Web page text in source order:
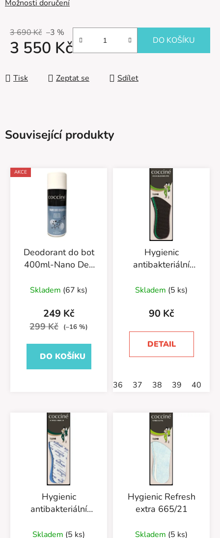
Možnosti doručení
3 690 Kč –3 %
3 550 Kč DO KOŠÍKU
Tisk Zeptat se Sdílet
Související produkty
AKCE
Deodorant do bot
400ml-Nano Deo
hodnocení
produktu
5
Skladem (67 ks)
249 Kč
299 Kč (–16 %)
DO KOŠÍKU
Hygienic
antibakteriální
borovice 665/10
Skladem (5 ks)
90 Kč
DETAIL
36 37 38 39 40
Hygienic
antibakteriální
Skladem (5 ks)
Hygienic Refresh
extra 665/21
Skladem (5 ks)